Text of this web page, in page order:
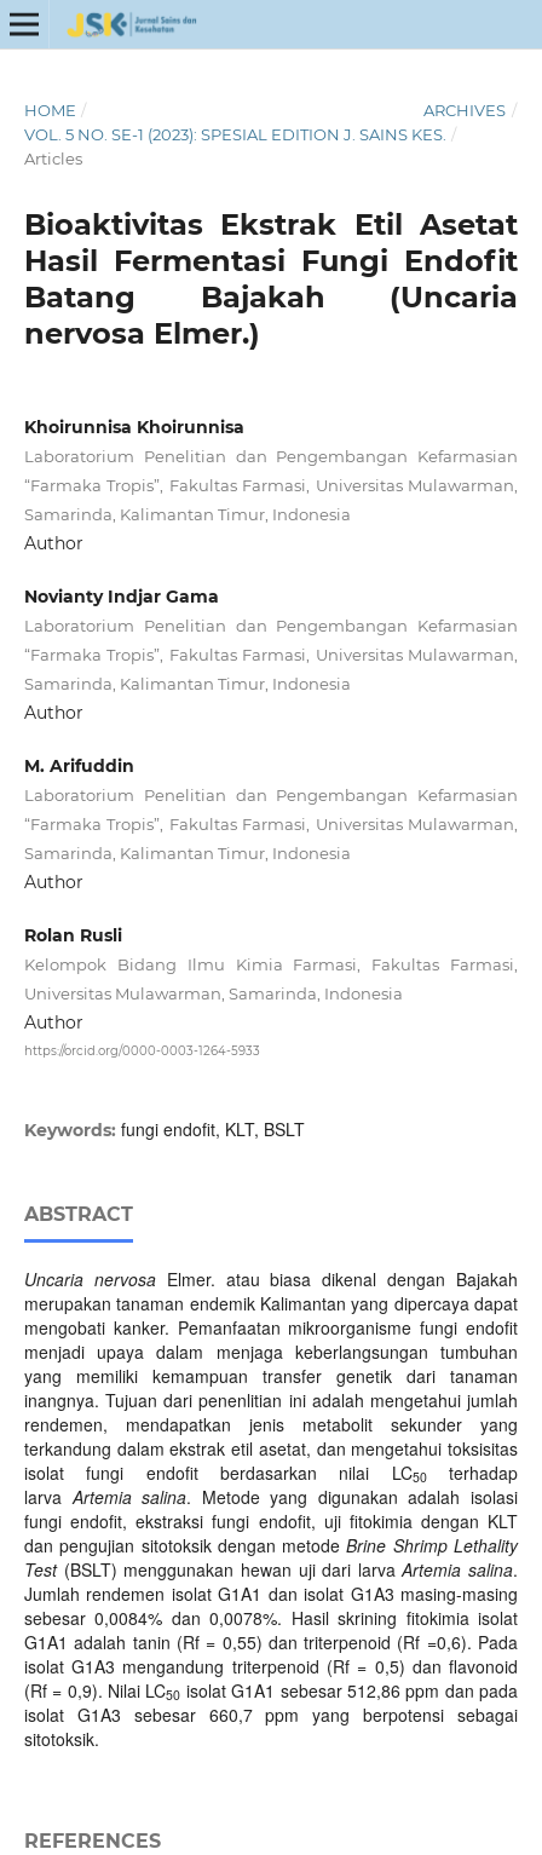
HOME / ARCHIVES /
VOL. 5 NO. SE-1 (2023): SPESIAL EDITION J. SAINS KES. /
Articles
Bioaktivitas Ekstrak Etil Asetat
Hasil Fermentasi Fungi Endofit
Batang Bajakah (Uncaria
nervosa Elmer.)
Khoirunnisa Khoirunnisa
Laboratorium Penelitian dan Pengembangan Kefarmasian
“Farmaka Tropis”, Fakultas Farmasi, Universitas Mulawarman,
Samarinda, Kalimantan Timur, Indonesia
Author
Novianty Indjar Gama
Laboratorium Penelitian dan Pengembangan Kefarmasian
“Farmaka Tropis”, Fakultas Farmasi, Universitas Mulawarman,
Samarinda, Kalimantan Timur, Indonesia
Author
M. Arifuddin
Laboratorium Penelitian dan Pengembangan Kefarmasian
“Farmaka Tropis”, Fakultas Farmasi, Universitas Mulawarman,
Samarinda, Kalimantan Timur, Indonesia
Author
Rolan Rusli
Kelompok Bidang Ilmu Kimia Farmasi, Fakultas Farmasi,
Universitas Mulawarman, Samarinda, Indonesia
Author
https://orcid.org/0000-0003-1264-5933
Keywords: fungi endofit, KLT, BSLT
ABSTRACT
Uncaria nervosa Elmer. atau biasa dikenal dengan Bajakah
merupakan tanaman endemik Kalimantan yang dipercaya dapat
mengobati kanker. Pemanfaatan mikroorganisme fungi endofit
menjadi upaya dalam menjaga keberlangsungan tumbuhan
yang memiliki kemampuan transfer genetik dari tanaman
inangnya. Tujuan dari penenlitian ini adalah mengetahui jumlah
rendemen, mendapatkan jenis metabolit sekunder yang
terkandung dalam ekstrak etil asetat, dan mengetahui toksisitas
isolat fungi endofit berdasarkan nilai LC50terhadap
larva Artemia salina. Metode yang digunakan adalah isolasi
fungi endofit, ekstraksi fungi endofit, uji fitokimia dengan KLT
dan pengujian sitotoksik dengan metodeBrine Shrimp Lethality
Test (BSLT) menggunakan hewan uji dari larvaArtemia salina.
Jumlah rendemen isolat G1A1 dan isolat G1A3 masing-masing
sebesar 0,0084% dan 0,0078%. Hasil skrining fitokimia isolat
G1A1 adalah tanin (Rf = 0,55) dan triterpenoid (Rf =0,6). Pada
isolat G1A3 mengandung triterpenoid (Rf = 0,5) dan flavonoid
(Rf = 0,9). Nilai LC50 isolat G1A1 sebesar 512,86 ppm dan pada
isolat G1A3 sebesar 660,7 ppm yang berpotensi sebagai
sitotoksik.
REFERENCES